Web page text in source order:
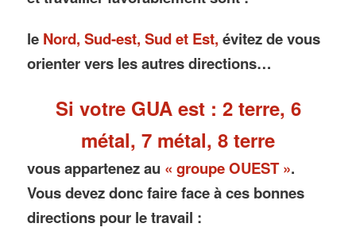
le Nord, Sud-est, Sud et Est,évitez de vous
orienter vers les autres directions…
Si votre GUA est : 2 terre, 6
métal, 7 métal, 8 terre
vous appartenez au « groupe OUEST ».
Vous devez donc faire face à ces bonnes
directions pour le travail :